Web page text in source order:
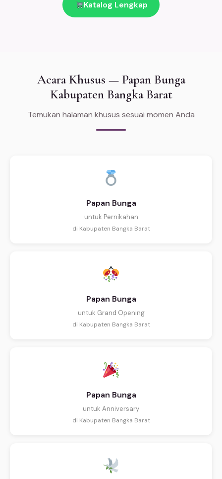
Katalog Lengkap
Acara Khusus — Papan Bunga
Kabupaten Bangka Barat
Temukan halaman khusus sesuai momen Anda
Papan Bunga
untuk Pernikahan
di Kabupaten Bangka Barat
Papan Bunga
untuk Grand Opening
di Kabupaten Bangka Barat
Papan Bunga
untuk Anniversary
di Kabupaten Bangka Barat